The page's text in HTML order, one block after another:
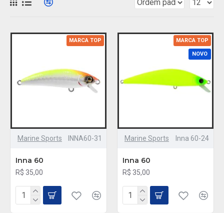
MARCA TOP
Marine Sports INNA60-31
Inna 60
R$ 35,00
NOVO
MARCA TOP
Marine Sports Inna 60-24
Inna 60
R$ 35,00